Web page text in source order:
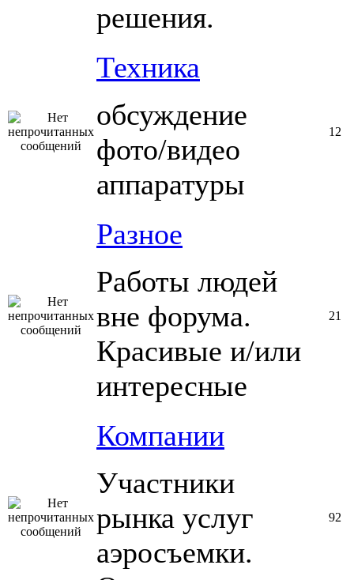
решения.
Техника
обсуждение
фото/видео
аппаратуры
12
Разное
Работы людей
вне форума.
Красивые и/или
интересные
21
Компании
Участники
рынка услуг
аэросъемки.
92